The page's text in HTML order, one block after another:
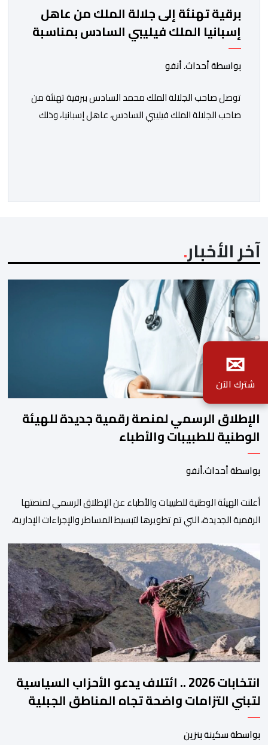
برقية تهنئة إلى جلالة الملك من عاهل
إسبانيا الملك فيليبي السادس بمناسبة
عيد العرش المجيد
بواسطة أحداث. أنفو
توصل صاحب الجلالة الملك محمد السادس ببرقية تهنئة من
صاحب الجلالة الملك فيليبي السادس، عاهل إسبانيا، وذلك
الملك، وبالمزيد من الازدهار والرفاه للشعب المغربي. […]
آخر الأخبار
الإطلاق الرسمي لمنصة رقمية جديدة للهيئة
الوطنية للطبيبات والأطباء
بواسطة أحداث.أنفو
أعلنت الهيئة الوطنية للطبيبات والأطباء عن الإطلاق الرسمي لمنصتها
الرقمية الجديدة، التي تم تطويرها لتبسيط المساطر والإجراءات الإدارية،
والمجالس الجهوية للهيئة إلى جانب الهيئة الوطنية. وذكر بلاغ للهيئة أن
هذه المنصة، التي تم إطلاقها في إطار استراتيجيتها الرامية إلى التحديث
والتحول الرقمي، تشكل خطوة مهمة في […]
انتخابات 2026 .. ائتلاف يدعو الأحزاب السياسية
لتبني التزامات واضحة تجاه المناطق الجبلية
بواسطة سكينة بنزين
✉
شترك الآن